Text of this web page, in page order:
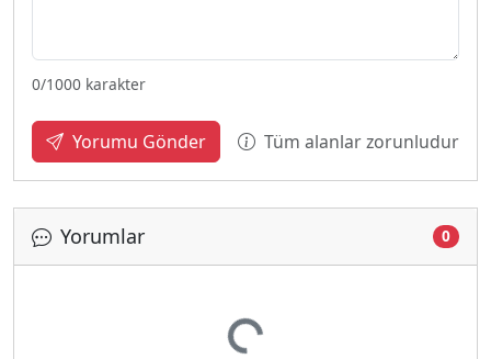
0/1000 karakter
Yorumu Gönder Tüm alanlar zorunludur
Yorumlar 0
Yükleniyor...